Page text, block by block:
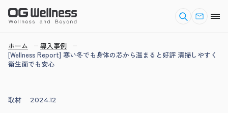
ホーム
導入事例
[Wellness Report] 寒い冬でも身体の芯から温まると好評 清掃しやすく
衛生面でも安心
取材 2024.12